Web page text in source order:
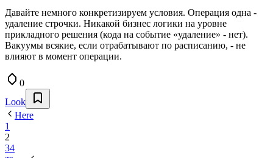
Давайте немного конкретизируем условия. Операция одна -
удаление строчки. Никакой бизнес логики на уровне
прикладного решения (кода на событие «удаление» - нет).
Вакуумы всякие, если отрабатывают по расписанию, - не
влияют в момент операции.
0
Look
Here
1
2
34